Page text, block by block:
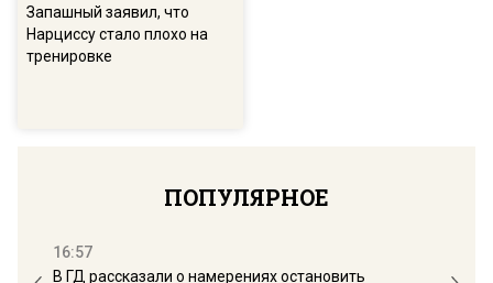
Запашный заявил, что
Нарциссу стало плохо на
тренировке
ПОПУЛЯРНОЕ
16:57
В ГД рассказали о намерениях остановить